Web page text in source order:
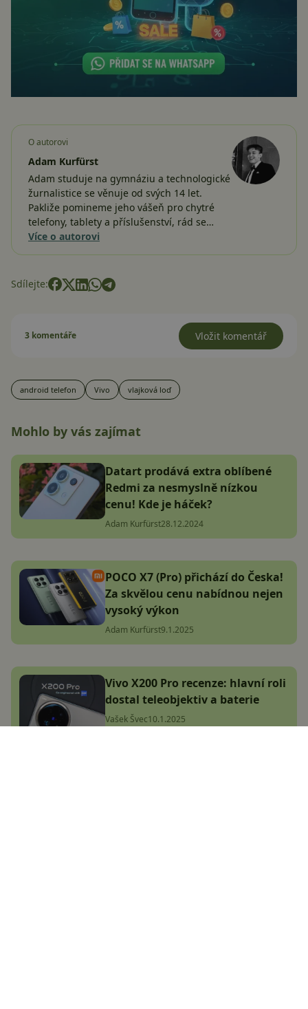
O autorovi
Adam Kurfürst
Adam studuje na gymnáziu a technologické
žurnalistice se věnuje od svých 14 let.
Pakliže pomineme jeho vášeň pro chytré
telefony, tablety a příslušenství, rád se…
Více o autorovi
Sdílejte:
3 komentáře Vložit komentář
android telefon Vivo vlajková loď
Mohlo by vás zajímat
Datart prodává extra oblíbené
Redmi za nesmyslně nízkou
cenu! Kde je háček?
Adam Kurfürst28.12.2024
POCO X7 (Pro) přichází do Česka!
Za skvělou cenu nabídnou nejen
vysoký výkon
Adam Kurfürst9.1.2025
Vivo X200 Pro recenze: hlavní roli
dostal teleobjektiv a baterie
Vašek Švec10.1.2025